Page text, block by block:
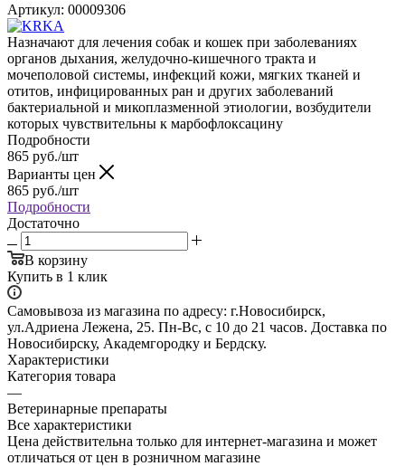
Артикул: 00009306
Назначают для лечения собак и кошек при заболеваниях
органов дыхания, желудочно-кишечного тракта и
мочеполовой системы, инфекций кожи, мягких тканей и
отитов, инфицированных ран и других заболеваний
бактериальной и микоплазменной этиологии, возбудители
которых чувствительны к марбофлоксацину
Подробности
865 руб./шт
Варианты цен
865 руб./шт
Подробности
Достаточно
В корзину
Купить в 1 клик
Самовывоза из магазина по адресу: г.Новосибирск,
ул.Адриена Лежена, 25. Пн-Вс, с 10 до 21 часов. Доставка по
Новосибирску, Академгородку и Бердску.
Характеристики
Категория товара
—
Ветеринарные препараты
Все характеристики
Цена действительна только для интернет-магазина и может
отличаться от цен в розничном магазине